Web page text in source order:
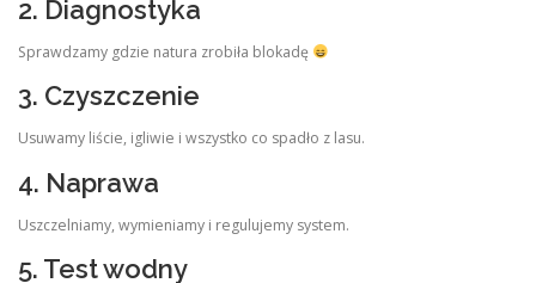
2. Diagnostyka
Sprawdzamy gdzie natura zrobiła blokadę
3. Czyszczenie
Usuwamy liście, igliwie i wszystko co spadło z lasu.
4. Naprawa
Uszczelniamy, wymieniamy i regulujemy system.
5. Test wodny